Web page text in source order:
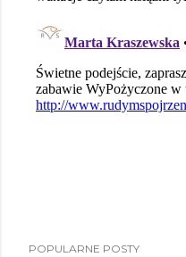
POPULARNE POSTY